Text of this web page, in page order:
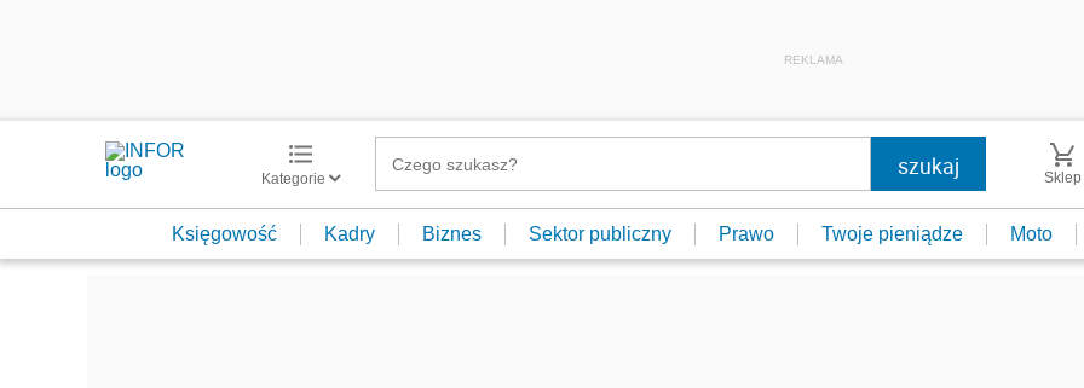
REKLAMA
Kategorie Sklep
Księgowość Kadry Biznes Sektor publiczny Prawo Twoje pieniądze Moto